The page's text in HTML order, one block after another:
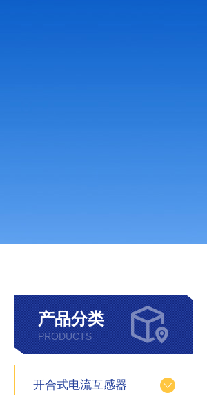
产品分类
PRODUCTS
开合式电流互感器